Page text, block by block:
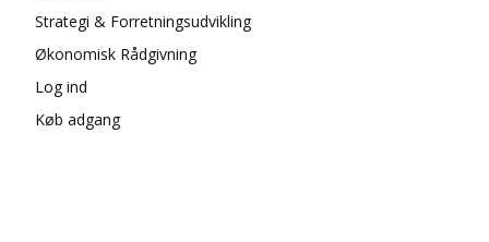
Strategi & Forretningsudvikling
Økonomisk Rådgivning
Log ind
Køb adgang